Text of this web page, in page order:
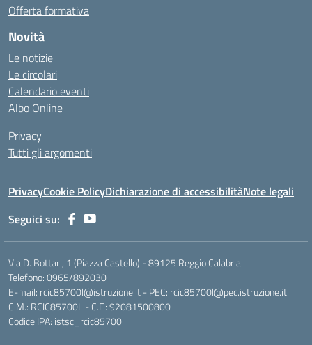
Offerta formativa
Novità
Le notizie
Le circolari
Calendario eventi
Albo Online
Privacy
Tutti gli argomenti
PrivacyCookie PolicyDichiarazione di accessibilitàNote legali
Seguici su:
Via D. Bottari, 1 (Piazza Castello) - 89125 Reggio Calabria
Telefono: 0965/892030
E-mail: rcic85700l@istruzione.it - PEC: rcic85700l@pec.istruzione.it
C.M.: RCIC85700L - C.F.: 92081500800
Codice IPA: istsc_rcic85700l